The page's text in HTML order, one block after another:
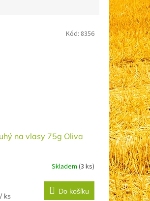
na vlasy 75g Oliva
Skladem (3 ks)
/ ks
Do košíku
Kód: 8356